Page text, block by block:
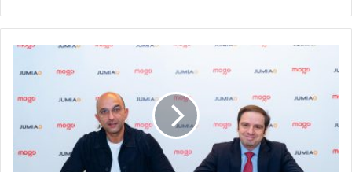
و
توقّعان
استراتيجية
لتوسيع